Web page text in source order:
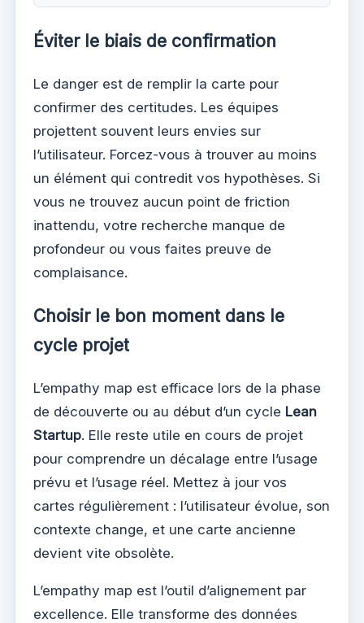
Éviter le biais de confirmation
Le danger est de remplir la carte pour
confirmer des certitudes. Les équipes
projettent souvent leurs envies sur
l’utilisateur. Forcez-vous à trouver au moins
un élément qui contredit vos hypothèses. Si
vous ne trouvez aucun point de friction
inattendu, votre recherche manque de
profondeur ou vous faites preuve de
complaisance.
Choisir le bon moment dans le
cycle projet
L’empathy map est efficace lors de la phase
de découverte ou au début d’un cycle Lean
Startup. Elle reste utile en cours de projet
pour comprendre un décalage entre l’usage
prévu et l’usage réel. Mettez à jour vos
cartes régulièrement : l’utilisateur évolue, son
contexte change, et une carte ancienne
devient vite obsolète.
L’empathy map est l’outil d’alignement par
excellence. Elle transforme des données